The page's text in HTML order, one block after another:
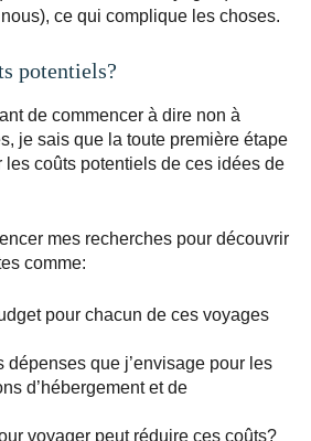
ce qui complique les choses.
potentiels?
de commencer à dire non à
je sais que la toute première étape
les coûts potentiels de ces idées de
mes recherches pour découvrir
comme:
pour chacun de ces voyages
dépenses que j’envisage pour les
d’hébergement et de
voyager peut réduire ces coûts?